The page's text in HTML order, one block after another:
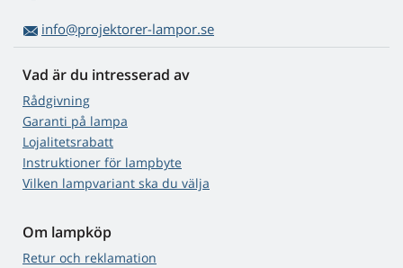
info@projektorer-lampor.se
Vad är du intresserad av
Rådgivning
Garanti på lampa
Lojalitetsrabatt
Instruktioner för lampbyte
Vilken lampvariant ska du välja
Om lampköp
Retur och reklamation